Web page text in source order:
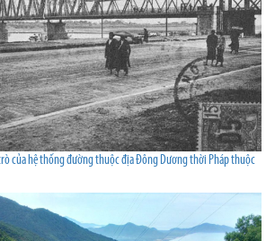
của hệ thống đường thuộc địa Đông Dương thời Pháp thuộc